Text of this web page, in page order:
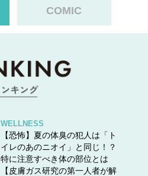
COMIC
WELLNESS
【恐怖】夏の体臭の犯人は「ト
イレのあのニオイ」と同じ！？
特に注意すべき体の部位とは
【皮膚ガス研究の第一人者が解